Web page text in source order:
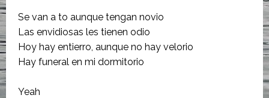
Se van a to aunque tengan novio
Las envidiosas les tienen odio
Hoy hay entierro, aunque no hay velorio
Hay funeral en mi dormitorio
Yeah